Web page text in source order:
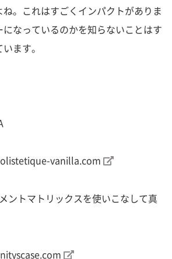
。これはすごくインパクトがありま
なっているのかを知らないことはす
ます。
vanilla.com
ントマトリックスを使いこなして真